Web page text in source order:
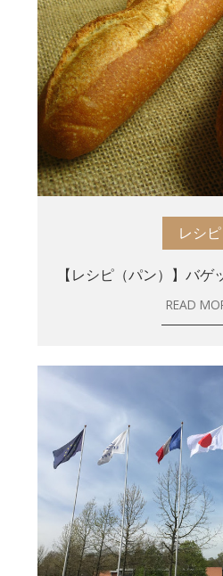
レシピ
【レシピ（パン）】バゲ
READ